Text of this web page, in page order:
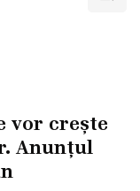
vor crește
Anunțul